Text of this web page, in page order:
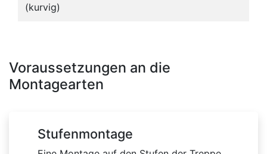
(kurvig)
Voraussetzungen an die
Montagearten
Stufenmontage